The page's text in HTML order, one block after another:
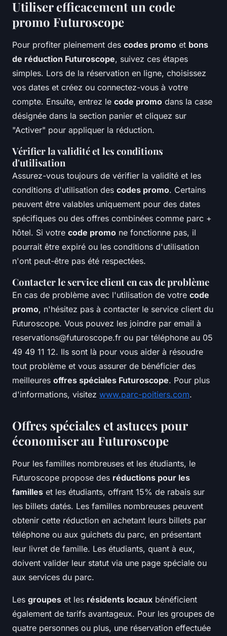
Utiliser efficacement un code
promo Futuroscope
Pour profiter pleinement des codes promo et bons
de réduction Futuroscope, suivez ces étapes
simples. Lors de la réservation en ligne, choisissez
vos dates et créez ou connectez-vous à votre
compte. Ensuite, entrez le code promo dans la case
désignée dans la section panier et cliquez sur
"Activer" pour appliquer la réduction.
Vérifier la validité et les conditions
d'utilisation
Assurez-vous toujours de vérifier la validité et les
conditions d'utilisation des codes promo. Certains
peuvent être valables uniquement pour des dates
spécifiques ou des offres combinées comme parc +
hôtel. Si votre code promo ne fonctionne pas, il
pourrait être expiré ou les conditions d'utilisation
n'ont peut-être pas été respectées.
Contacter le service client en cas de problème
En cas de problème avec l'utilisation de votre code
promo, n'hésitez pas à contacter le service client du
Futuroscope. Vous pouvez les joindre par email à
reservations@futuroscope.fr ou par téléphone au 05
49 49 11 12. Ils sont là pour vous aider à résoudre
tout problème et vous assurer de bénéficier des
meilleures offres spéciales Futuroscope. Pour plus
d'informations, visitez www.parc-poitiers.com.
Offres spéciales et astuces pour
économiser au Futuroscope
Pour les familles nombreuses et les étudiants, le
Futuroscope propose des réductions pour les
familles et les étudiants, offrant 15% de rabais sur
les billets datés. Les familles nombreuses peuvent
obtenir cette réduction en achetant leurs billets par
téléphone ou aux guichets du parc, en présentant
leur livret de famille. Les étudiants, quant à eux,
doivent valider leur statut via une page spéciale ou
aux services du parc.
Les groupes et les résidents locaux bénéficient
également de tarifs avantageux. Pour les groupes de
quatre personnes ou plus, une réservation effectuée